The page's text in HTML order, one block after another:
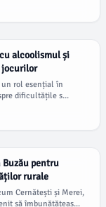
alcoolismul și
jocurilor
rol esențial în
dificultățile s...
pentru
rurale
Cernătești și Merei,
să îmbunătățeas...